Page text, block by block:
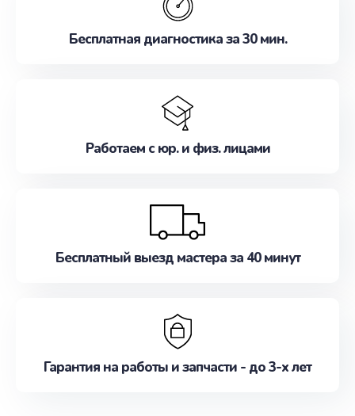
Бесплатная диагностика за 30 мин.
Работаем с юр. и физ. лицами
Бесплатный выезд мастера за 40 минут
Гарантия на работы и запчасти - до 3-х лет